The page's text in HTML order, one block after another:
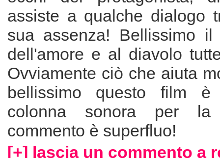
assiste a qualche dialogo
sua assenza! Bellissimo il
dell'amore e al diavolo
Ovviamente ciò che aiuta
bellissimo questo film è
colonna sonora per
commento è superfluo!
[+] lascia un commento a